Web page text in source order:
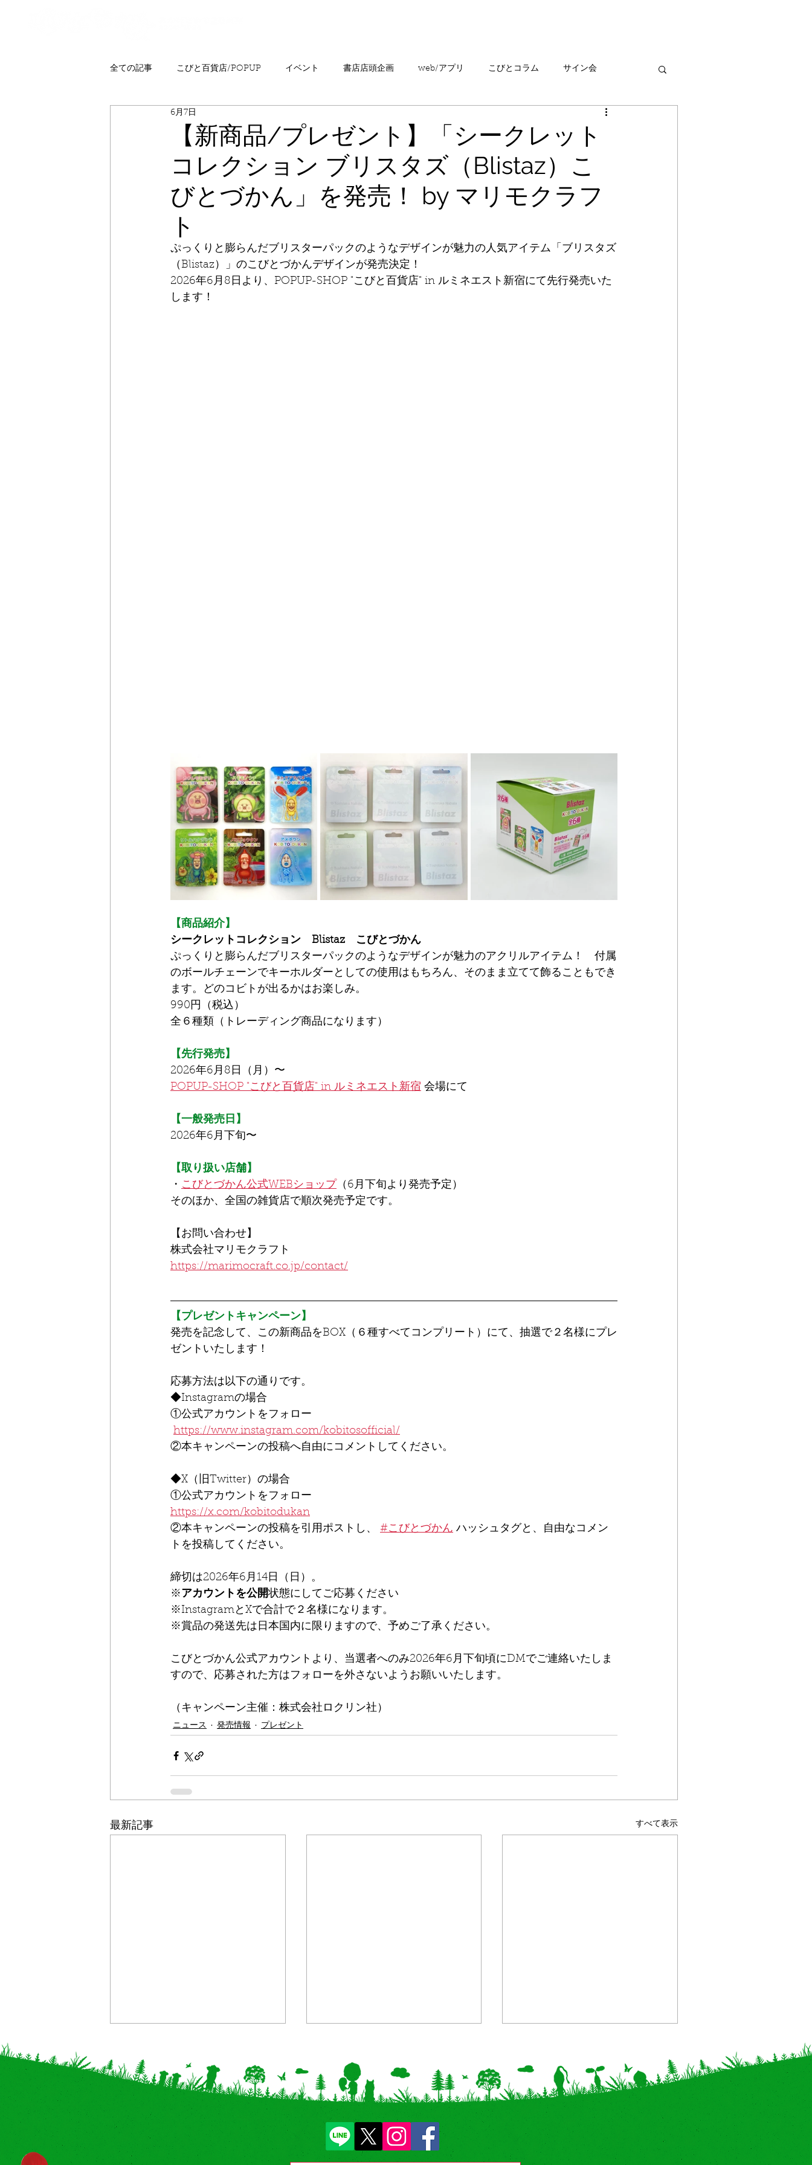
全ての記事 こびと百貨店/POPUP イベント 書店店頭企画 web/アプリ こびとコラム サイン会
プレゼント
FAQ こびとづかんの町つるぎ
【新商品/プレゼント】「シークレット
コレクション ブリスタズ（Blistaz）こ
びとづかん」を発売！ by マリモクラフ
ト
6月7日
ぷっくりと膨らんだブリスターパックのようなデザインが魅力の人気アイテム「ブリスタズ
（Blistaz）」のこびとづかんデザインが発売決定！
2026年6月8日より、POPUP-SHOP "こびと百貨店" in ルミネエスト新宿にて先行発売いた
します！
【商品紹介】
シークレットコレクション　Blistaz　こびとづかん
ぷっくりと膨らんだブリスターパックのようなデザインが魅力のアクリルアイテム！　付属
のボールチェーンでキーホルダーとしての使用はもちろん、そのまま立てて飾ることもでき
ます。どのコビトが出るかはお楽しみ。
990円（税込）
全６種類（トレーディング商品になります）
【先行発売】
2026年6月8日（月）〜
POPUP-SHOP "こびと百貨店" in ルミネエスト新宿 会場にて
【一般発売日】
2026年6月下旬〜
【取り扱い店舗】
・ こびとづかん公式WEBショップ
（6月下旬より発売予定）
そのほか、全国の雑貨店で順次発売予定です。
【お問い合わせ】
株式会社マリモクラフト
https://marimocraft.co.jp/contact/
【プレゼントキャンペーン】
発売を記念して、この新商品をBOX（６種すべてコンプリート）にて、抽選で２名様にプレ
ゼントいたします！
応募方法は以下の通りです。
◆Instagramの場合
①公式アカウントをフォロー
https://www.instagram.com/kobitosofficial/
②本キャンペーンの投稿へ自由にコメントしてください。
◆X（旧Twitter）の場合
①公式アカウントをフォロー
https://x.com/kobitodukan
②本キャンペーンの投稿を引用ポストし、 #こびとづかん ハッシュタグと、自由なコメン
トを投稿してください。
締切は2026年6月14日（日）。
※ アカウントを公開状態にしてご応募ください
※InstagramとXで合計で２名様になります。
※賞品の発送先は日本国内に限りますので、予めご了承ください。
こびとづかん公式アカウントより、当選者へのみ2026年6月下旬頃にDMでご連絡いたしま
すので、応募された方はフォローを外さないようお願いいたします。
（キャンペーン主催：株式会社ロクリン社）
ニュース 発売情報 プレゼント
最新記事 すべて表示
【神奈川・奈良 追加】イベン
ト体験型POP UP「こびとづ
【新商品/地域限定】北海
道・沖縄「おはじき きらきら
店でPOPUP "こびと百貨店”